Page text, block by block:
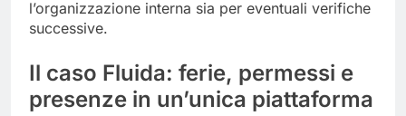
l’organizzazione interna sia per eventuali verifiche
successive.
Il caso Fluida: ferie, permessi e
presenze in un’unica piattaforma